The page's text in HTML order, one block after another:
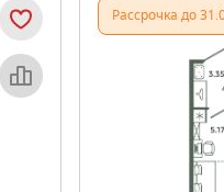
Рассрочка до